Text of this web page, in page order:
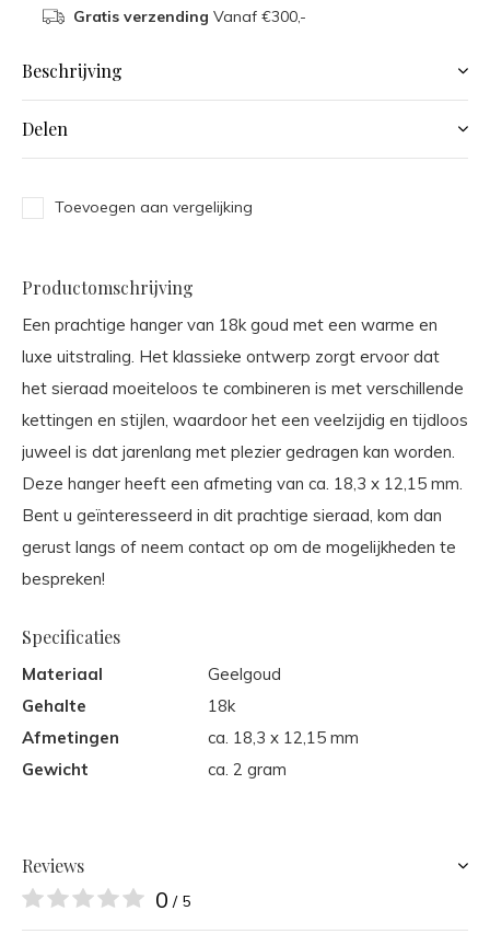
Gratis verzending Vanaf €300,-
Beschrijving
Delen
Toevoegen aan vergelijking
Productomschrijving
Een prachtige hanger van 18k goud met een warme en
luxe uitstraling. Het klassieke ontwerp zorgt ervoor dat
het sieraad moeiteloos te combineren is met verschillende
kettingen en stijlen, waardoor het een veelzijdig en tijdloos
juweel is dat jarenlang met plezier gedragen kan worden.
Deze hanger heeft een afmeting van ca. 18,3 x 12,15 mm.
Bent u geïnteresseerd in dit prachtige sieraad, kom dan
gerust langs of neem contact op om de mogelijkheden te
bespreken!
Specificaties
Materiaal
Geelgoud
Gehalte
18k
Afmetingen
ca. 18,3 x 12,15 mm
Gewicht
ca. 2 gram
Reviews
0 / 5